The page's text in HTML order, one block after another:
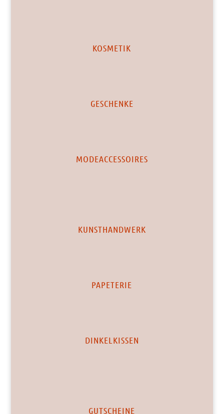
KOSMETIK
GESCHENKE
MODEACCESSOIRES
KUNSTHANDWERK
PAPETERIE
DINKELKISSEN
GUTSCHEINE